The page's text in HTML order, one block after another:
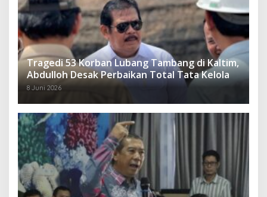
Tragedi 53 Korban Lubang Tambang di Kaltim,
Abdulloh Desak Perbaikan Total Tata Kelola
8 Juni 2026